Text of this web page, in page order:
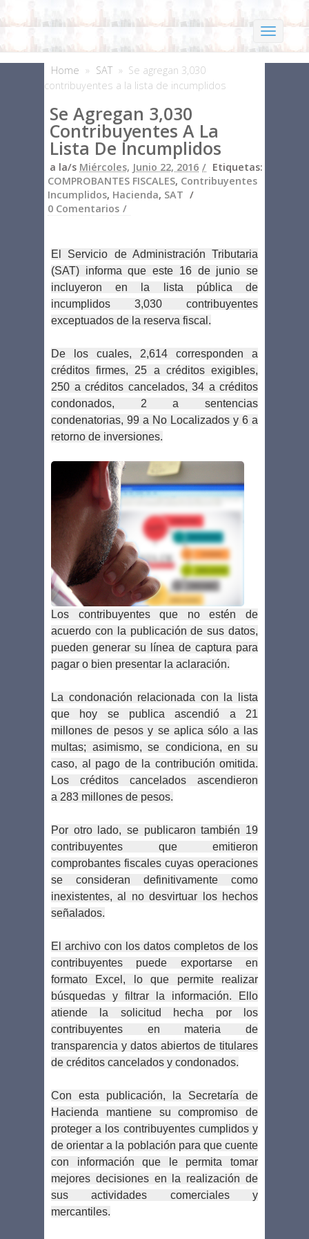
Home » SAT » Se agregan 3,030
contribuyentes a la lista de incumplidos
Se Agregan 3,030
Contribuyentes A La
Lista De Incumplidos
a la/s Miércoles, Junio 22, 2016
Etiquetas:
COMPROBANTES FISCALES, Contribuyentes
Incumplidos, Hacienda, SAT
0 Comentarios
El Servicio de Administración Tributaria
(SAT) informa que este 16 de junio se
incluyeron en la lista pública de
incumplidos 3,030 contribuyentes
exceptuados de la reserva fiscal.
De los cuales, 2,614 corresponden a
créditos firmes, 25 a créditos exigibles,
250 a créditos cancelados, 34 a créditos
condonados, 2 a sentencias
condenatorias, 99 a No Localizados y 6 a
retorno de inversiones.
Los contribuyentes que no estén de
acuerdo con la publicación de sus datos,
pueden generar su línea de captura para
pagar o bien presentar la aclaración.
La condonación relacionada con la lista
que hoy se publica ascendió a 21
millones de pesos y se aplica sólo a las
multas; asimismo, se condiciona, en su
caso, al pago de la contribución omitida.
Los créditos cancelados ascendieron
a 283 millones de pesos.
Por otro lado, se publicaron también 19
contribuyentes que emitieron
comprobantes fiscales cuyas operaciones
se consideran definitivamente como
inexistentes, al no desvirtuar los hechos
señalados.
El archivo con los datos completos de los
contribuyentes puede exportarse en
formato Excel, lo que permite realizar
búsquedas y filtrar la información. Ello
atiende la solicitud hecha por los
contribuyentes en materia de
transparencia y datos abiertos de titulares
de créditos cancelados y condonados.
Con esta publicación, la Secretaría de
Hacienda mantiene su compromiso de
proteger a los contribuyentes cumplidos y
de orientar a la población para que cuente
con información que le permita tomar
mejores decisiones en la realización de
sus actividades comerciales y
mercantiles.